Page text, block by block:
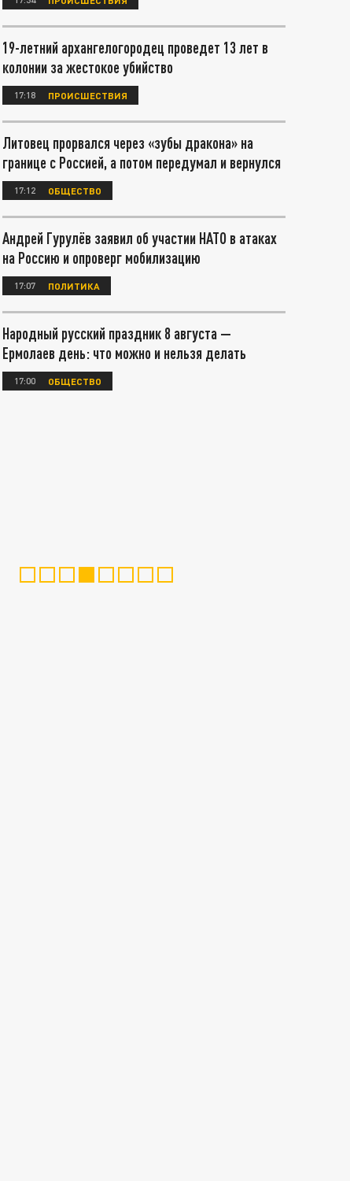
19-летний архангелогородец проведет 13 лет в
колонии за жестокое убийство
17:18 ПРОИСШЕСТВИЯ
Литовец прорвался через «зубы дракона» на
границе с Россией, а потом передумал и вернулся
17:12 ОБЩЕСТВО
Андрей Гурулёв заявил об участии НАТО в атаках
на Россию и опроверг мобилизацию
17:07 ПОЛИТИКА
Народный русский праздник 8 августа —
Ермолаев день: что можно и нельзя делать
17:00 ОБЩЕСТВО